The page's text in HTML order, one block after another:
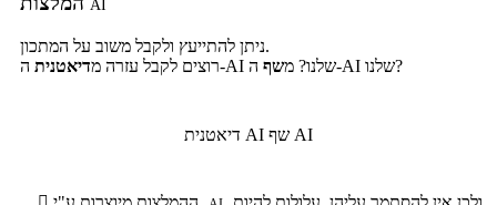
AI
ניתן להתייעץ ולקבל משוב על המתכון.
רוצים לקבל עזרה מדיאטנית ה-AI שלנו? משף ה-AI שלנו?
דיאטנית AI שף AI